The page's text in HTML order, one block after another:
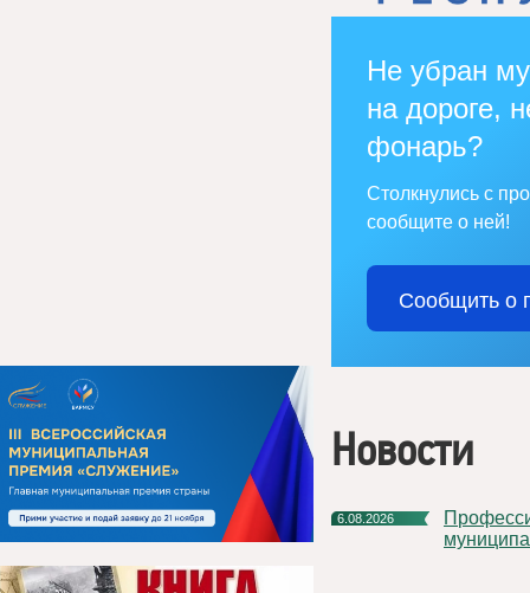
Не убран
на дороге,
фонарь?
Столкнулись с
сообщите о ней!
Сообщить о
Новости
6.08.2026
Профессиональное развитие в цифровом университете